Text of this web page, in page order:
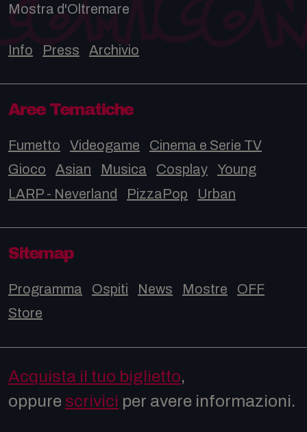
Mostra d'Oltremare
Info Press Archivio
Aree Tematiche
Fumetto Videogame
Cinema e Serie TV
Gioco
Asian Musica Cosplay
Young
LARP - Neverland
PizzaPop Urban
Sitemap
Programma Ospiti News Mostre
OFF
Store
Acquista il tuo biglietto,
oppure scrivici per avere informazioni.